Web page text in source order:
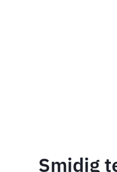
Smidig